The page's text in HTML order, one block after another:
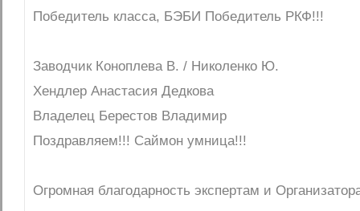
Победитель класса, БЭБИ Победитель РКФ!!!
Заводчик Коноплева В. / Николенко Ю.
Хендлер Анастасия Дедкова
Владелец Берестов Владимир
Поздравляем!!! Саймон умница!!!
Огромная благодарность экспертам и